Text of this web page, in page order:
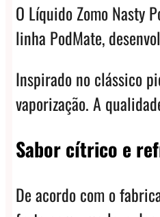
O Líquido Zomo Nasty
linha PodMate,
Inspirado no clássico
vaporização. A
Sabor cítrico e
De acordo com o